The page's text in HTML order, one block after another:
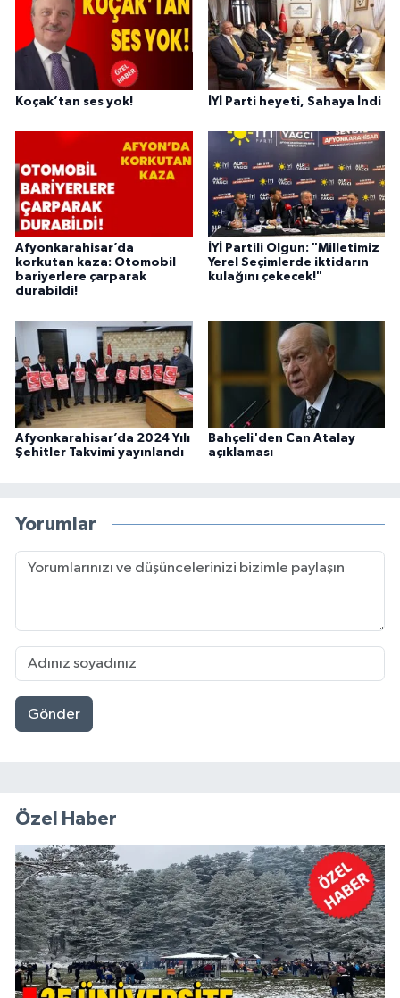
Koçak’tan ses yok! İYİ Parti heyeti, Sahaya İndi
Afyonkarahisar’da
korkutan kaza: Otomobil
bariyerlere çarparak
durabildi!
İYİ Partili Olgun: "Milletimiz
Yerel Seçimlerde iktidarın
kulağını çekecek!"
Afyonkarahisar’da 2024 Yılı
Şehitler Takvimi yayınlandı
Bahçeli'den Can Atalay
açıklaması
Yorumlar
Gönder
Özel Haber